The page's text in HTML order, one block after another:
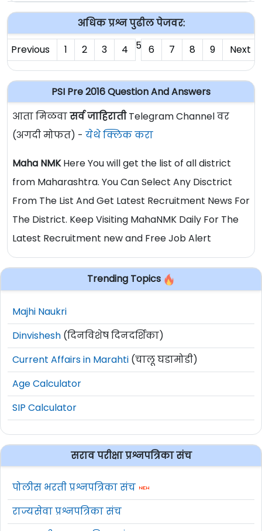
अधिक प्रश्न पुढील पेजवर:
Previous
1 2 3 4 5 6 7 8 9 Next
PSI Pre 2016 Question And Answers
आता मिळवासर्व जाहिरातीTelegram Channel वर
(अगदी मोफत) - येथे क्लिक करा
Maha NMKHere You will get the list of all district
from Maharashtra. You Can Select Any Disctrict
From The List And Get Latest Recruitment News For
The District. Keep Visiting MahaNMK Daily For The
Latest Recruitment new and Free Job Alert
Trending Topics
Majhi Naukri
Dinvishesh (दिनविशेष दिनदर्शिका)
Current Affairs in Marahti (चालू घडामोडी)
Age Calculator
SIP Calculator
सराव परीक्षा प्रश्नपत्रिका संच
पोलीस भरती प्रश्नपत्रिका संच
राज्यसेवा प्रश्नपत्रिका संच